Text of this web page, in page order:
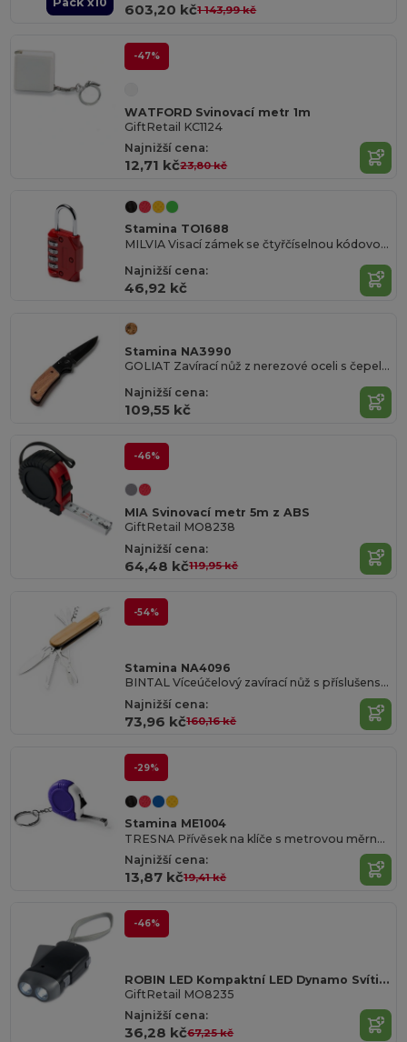
603,20 kč1 143,99 kč
-47%
WATFORD Svinovací metr 1m
GiftRetail KC1124
Najnižší cena:
12,71 kč23,80 kč
Stamina TO1688
MILVIA Visací zámek se čtyřčíselnou kódovou kombinací
Najnižší cena:
46,92 kč
Stamina NA3990
GOLIAT Zavírací nůž z nerezové oceli s čepelí v černé barvě a rukojetí z přírodního dřeva
Najnižší cena:
109,55 kč
-46%
MIA Svinovací metr 5m z ABS
GiftRetail MO8238
Najnižší cena:
64,48 kč119,95 kč
-54%
Stamina NA4096
BINTAL Víceúčelový zavírací nůž s příslušenstvím z nerezové oceli a hlavní konstrukcí z bambusu
Najnižší cena:
73,96 kč160,16 kč
-29%
Stamina ME1004
TRESNA Přívěsek na klíče s metrovou měrnou páskou s blokovacím mechanismem a háčkem s kovovým proužkem
Najnižší cena:
13,87 kč19,41 kč
-46%
ROBIN LED Kompaktní LED Dynamo Svítilna s Baterií
GiftRetail MO8235
Najnižší cena:
36,28 kč67,25 kč